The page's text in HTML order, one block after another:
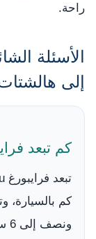
راحة.
الأسئلة
إلى
كم تبعد